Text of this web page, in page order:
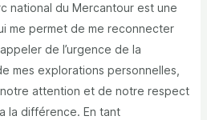
national du Mercantour est une
me permet de me reconnecter
de l’urgence de la
mes explorations personnelles,
notre attention et de notre respect
la différence. En tant